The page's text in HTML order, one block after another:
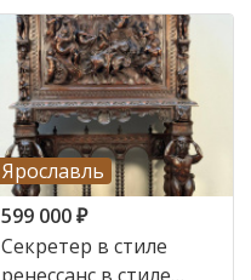
Ярославль
599 000₽
Секретер в стиле